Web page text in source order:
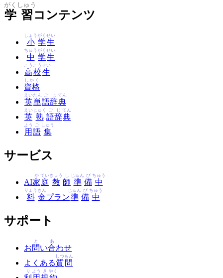
学
がく
習
しゅう
コンテンツ
小
しょう
学
がく
生
せい
中
ちゅう
学
がく
生
せい
高
こう
校
こう
生
せい
資格
しかく
英
えい
単
たん
語
ご
辞
じ
典
てん
英
えい
熟
じゅく
語
ご
辞
じ
典
てん
用
よう
語
ご
集
しゅう
サービス
AI家
か
庭
てい
教
きょう
師
し
準
じゅん
備
び
中
ちゅう
料
りょう
金
きん
プラン準
じゅん
備
び
中
ちゅう
サポート
お問
と
い合
あ
わせ
よくある質
しつ
問
もん
り よう き やく